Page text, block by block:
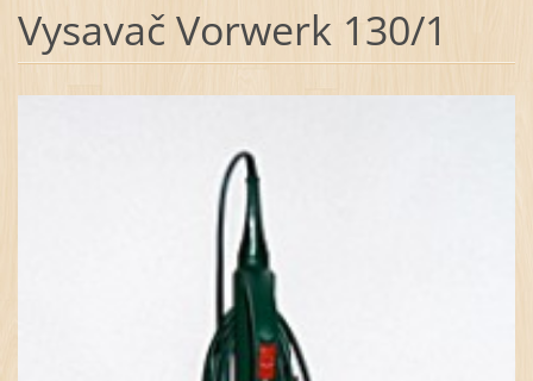
Vysavač Vorwerk 130/1